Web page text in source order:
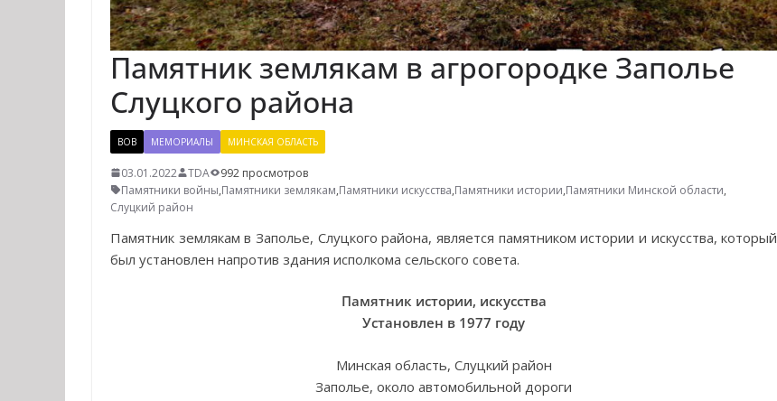
Памятник землякам в агрогородке Заполье
Слуцкого района
ВОВ МЕМОРИАЛЫ МИНСКАЯ ОБЛАСТЬ
03.01.2022 TDA
992 просмотров
Памятники войны,Памятники землякам,Памятники искусства,Памятники истории,Памятники Минской области,
Слуцкий район
Памятник землякам в Заполье, Слуцкого района, является памятником истории и искусства, который
был установлен напротив здания исполкома сельского совета.
Памятник истории, искусства
Установлен в 1977 году
Минская область, Слуцкий район
Заполье, около автомобильной дороги